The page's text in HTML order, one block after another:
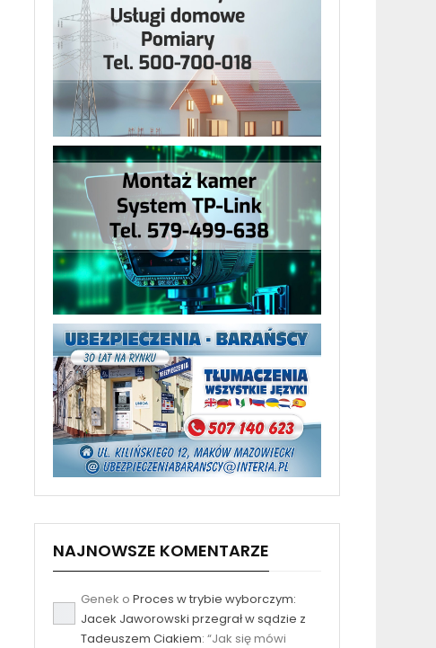
NAJNOWSZE KOMENTARZE
Genek o Proces w trybie wyborczym:
Jacek Jaworowski przegrał w sądzie z
Tadeuszem Ciakiem: “Jak się mówi